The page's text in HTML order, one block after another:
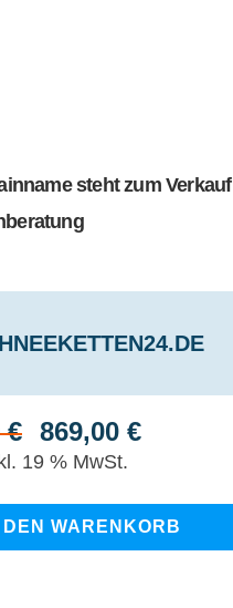
steht zum Verkauf
€
Ursprünglicher
Preis
989,00 €
869,00 €Aktueller
869,00 €.
19 % MwSt.
DEN WARENKORB